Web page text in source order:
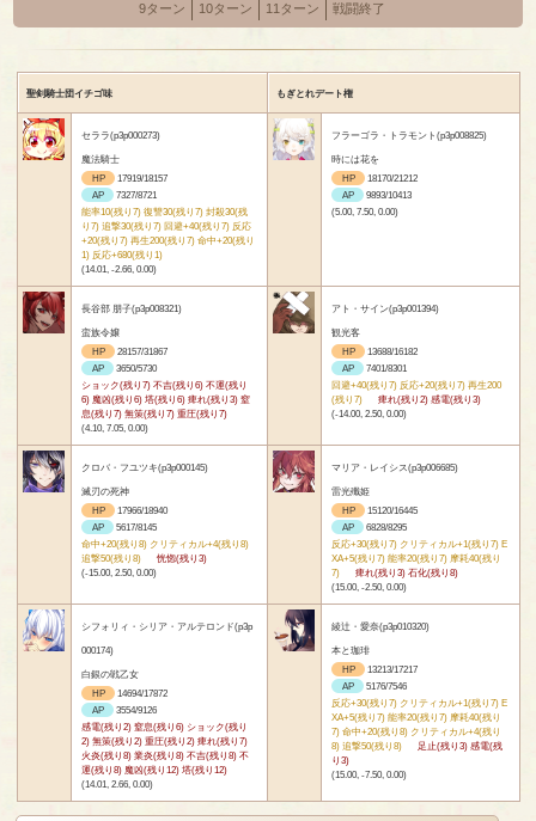
9ターン
10ターン 11ターン 戦闘終了
聖剣騎士団イチゴ味 もぎとれデート権
セララ(p3p000273)
魔法騎士
HP
17919/18157
AP
7327/8721
能率10(残り7) 復讐30(残り7) 封殺30(残
り7) 追撃30(残り7) 回避+40(残り7) 反応
+20(残り7) 再生200(残り7) 命中+20(残り
1) 反応+680(残り1)
(14.01, -2.66, 0.00)
フラーゴラ・トラモント(p3p008825)
時には花を
HP
18170/21212
AP
9893/10413
(5.00, 7.50, 0.00)
長谷部 朋子(p3p008321)
蛮族令嬢
HP
28157/31867
AP
3650/5730
ショック(残り7) 不吉(残り6) 不運(残り
6) 魔凶(残り6) 塔(残り6) 痺れ(残り3) 窒
息(残り7) 無策(残り7) 重圧(残り7)
(4.10, 7.05, 0.00)
アト・サイン(p3p001394)
観光客
HP
13688/16182
AP
7401/8301
回避+40(残り7) 反応+20(残り7) 再生200
(残り7)
痺れ(残り2) 感電(残り3)
(-14.00, 2.50, 0.00)
クロバ・フユツキ(p3p000145)
滅刃の死神
HP
17966/18940
AP
5617/8145
命中+20(残り8) クリティカル+4(残り8)
追撃50(残り8)
恍惚(残り3)
(-15.00, 2.50, 0.00)
マリア・レイシス(p3p006685)
雷光殲姫
HP
15120/16445
AP
6828/8295
反応+30(残り7) クリティカル+1(残り7) E
XA+5(残り7) 能率20(残り7) 摩耗40(残り
7)
痺れ(残り3) 石化(残り8)
(15.00, -2.50, 0.00)
シフォリィ・シリア・アルテロンド(p3p
000174)
白銀の戦乙女
HP
14694/17872
AP
3554/9126
感電(残り2) 窒息(残り6) ショック(残り
2) 無策(残り2) 重圧(残り2) 痺れ(残り7)
火炎(残り8) 業炎(残り8) 不吉(残り8) 不
運(残り8) 魔凶(残り12) 塔(残り12)
(14.01, 2.66, 0.00)
綾辻・愛奈(p3p010320)
本と珈琲
HP
13213/17217
AP
5176/7546
反応+30(残り7) クリティカル+1(残り7) E
XA+5(残り7) 能率20(残り7) 摩耗40(残り
7) 命中+20(残り8) クリティカル+4(残り
8) 追撃50(残り8)
足止(残り3) 感電(残
り3)
(15.00, -7.50, 0.00)